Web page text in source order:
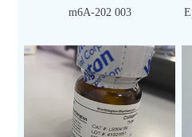
m6A-202 003